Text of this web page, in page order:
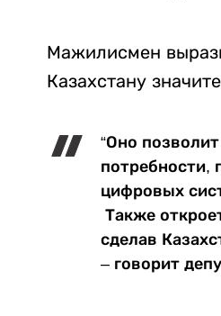
Мажилисмен
Казахстану
“Оно
потребности,
цифровых
Также
сделав
– говорит